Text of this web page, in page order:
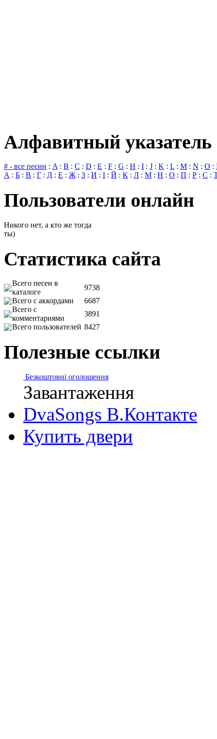
Алфавитный указатель
# - все песни : A: B : C : D : E : F : G : H : I : J : K : L : M : N : O :
А : Б : В : Г : Д : Е : Ж: З : И : І : Й : К : Л : М : Н : О : П : Р : С :
Пользователи онлайн
Никого нет, а кто же тогда
ты)
Статистика сайта
Всего песен в
каталоге
9738
Всего с аккордами
6687
Всего с
комментариями
3891
Всего пользователей 8427
Полезные ссылки
Безкоштовні оголошення
Завантаження
DvaSongs В.Контакте
Купить двери